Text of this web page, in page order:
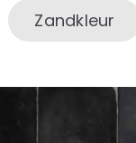
Zandkleur